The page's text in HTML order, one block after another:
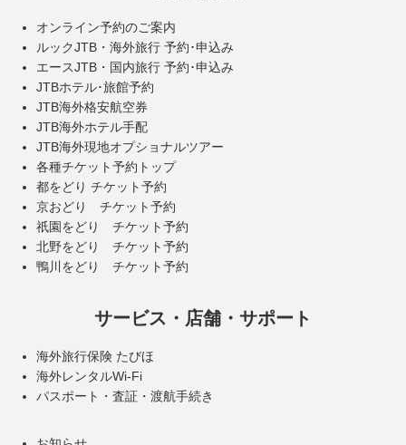
オンライン予約のご案内
ルックJTB・海外旅行 予約･申込み
エースJTB・国内旅行 予約･申込み
JTBホテル･旅館予約
JTB海外格安航空券
JTB海外ホテル手配
JTB海外現地オプショナルツアー
各種チケット予約トップ
都をどり チケット予約
京おどり チケット予約
祇園をどり チケット予約
北野をどり チケット予約
鴨川をどり チケット予約
サービス・店舗・サポート
海外旅行保険 たびほ
海外レンタルWi-Fi
パスポート・査証・渡航手続き